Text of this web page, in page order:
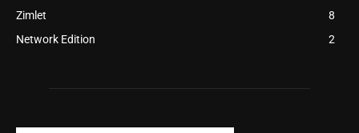
Zimlet
8
Network Edition
2